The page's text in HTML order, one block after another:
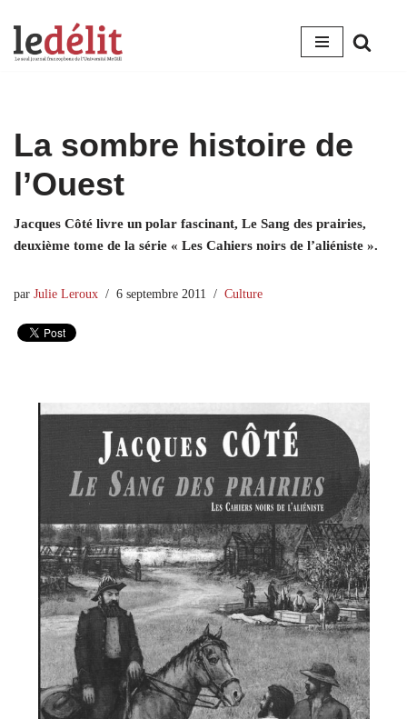
Aller
La sombre histoire de
l’Ouest
Jacques Côté livre un polar fascinant, Le Sang des prairies,
deuxième tome de la série « Les Cahiers noirs de l’aliéniste ».
par Julie Leroux 6 septembre 2011 Culture